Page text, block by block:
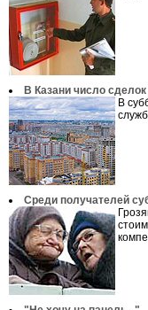
В Казани число
В
Cреди получателей